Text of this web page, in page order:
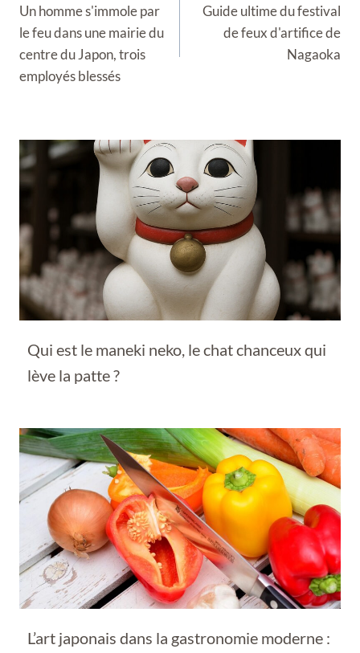
l’article
Un homme s'immole par
le feu dans une mairie du
centre du Japon, trois
employés blessés
Guide ultime du festival
de feux d'artifice de
Nagaoka
Qui est le maneki neko, le chat chanceux qui
lève la patte ?
L’art japonais dans la gastronomie moderne :